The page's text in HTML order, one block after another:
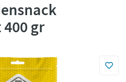
met Klarna
gr